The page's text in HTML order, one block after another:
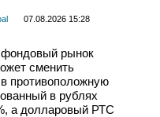
07.08.2026 15:28
фондовый рынок
сменить
противоположную
в рублях
а долларовый РТС